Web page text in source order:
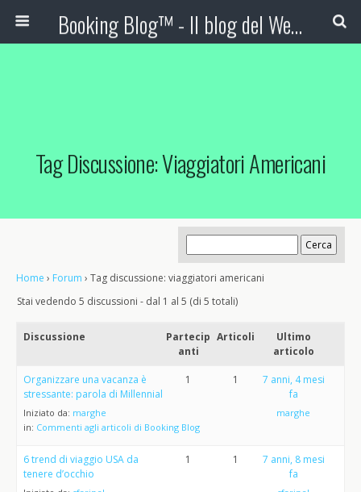
Booking Blog™ - Il blog del Web Marketing Turistico
Tag Discussione: Viaggiatori Americani
Home › Forum › Tag discussione: viaggiatori americani
Stai vedendo 5 discussioni - dal 1 al 5 (di 5 totali)
Discussione
Partecip
anti
Articoli
Ultimo
articolo
Organizzare una vacanza è
stressante: parola di Millennial
Iniziato da: marghe
in: Commenti agli articoli di Booking Blog
1 1
7 anni, 4 mesi
fa
marghe
6 trend di viaggio USA da
tenere d’occhio
1 1
7 anni, 8 mesi
fa